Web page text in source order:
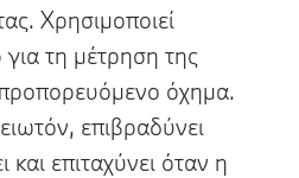
Χρησιμοποιεί
τη μέτρηση της
όχημα.
επιβραδύνει
και επιταχύνει όταν η